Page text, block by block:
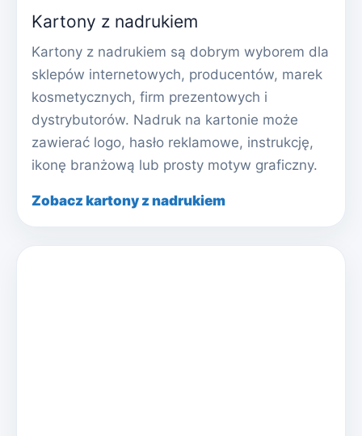
Kartony z nadrukiem
Kartony z nadrukiem są dobrym wyborem dla
sklepów internetowych, producentów, marek
kosmetycznych, firm prezentowych i
dystrybutorów. Nadruk na kartonie może
zawierać logo, hasło reklamowe, instrukcję,
ikonę branżową lub prosty motyw graficzny.
Zobacz kartony z nadrukiem